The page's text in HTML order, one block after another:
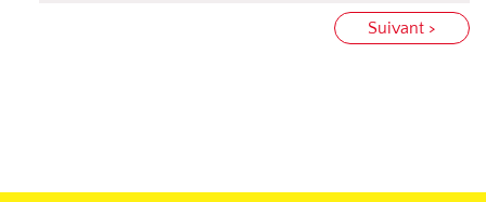
Suivant >